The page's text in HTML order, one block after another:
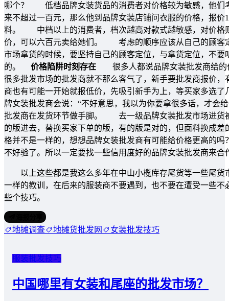
哪个？ 低档品牌女装货品的消费者对价格较为敏感，他们
来不超过一百元，那么他到品牌女装店铺问衣服的价格，报
料。 中档以上的消费者，档次越高对款式越敏感，对价格
价，可以六百元卖给她们。 考虑的顺序应该从自己的顾客
市场拿货的时候，要坚持自己的顾客定位，与拿货定位，不
的。
价格陷阱时刻存在 很多人都说品牌女装批发商给的
很多批发市场的批发商就不那么客气了，新手要批发商报价
商也有可能一开始就报低价，先吸引新手为上，等买家多选
牌女装批发商会说：“不好意思，我以为你要拿很多话，才会
批发商在发货环节做手脚。 去一级品牌女装批发市场进
的版进去，替换买家下单的版，有的版是对的，但面料换成
格并不是一样的，想想品牌女装批发商有可能给价格更高
不好验了。所以一定要找一些信用度好的品牌女装批发商来合
以上这些都是我这么多年在中山小榄库存尾货等一些尾货
一样的教训，在后来的服装商不要遇到，也不要在遭受一些
些个技巧。
地摊调查 地摊货批发网 女装批发技巧
服装批发技巧
中国哪里有女装和尾座的批发市场？